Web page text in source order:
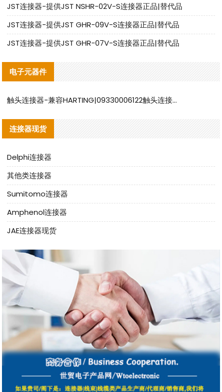
JST连接器-提供JST NSHR-02V-S连接器正品|替代品
JST连接器-提供JST GHR-09V-S连接器正品|替代品
JST连接器-提供JST GHR-07V-S连接器正品|替代品
电子元器件
触头连接器-兼容HARTING|09330006122触头连接器替代品说明
连接器现货
Delphi连接器
其他类连接器
Sumitomo连接器
Amphenol连接器
JAE连接器现货